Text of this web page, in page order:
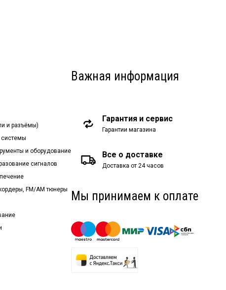
и разъёмы)
и оборудование
сигналов
FM/AM тюнеры
Важная информация
Гарантия и сервис
Гарантии магазина
Все о доставке
Доставка от 24 часов
Мы принимаем к оплате